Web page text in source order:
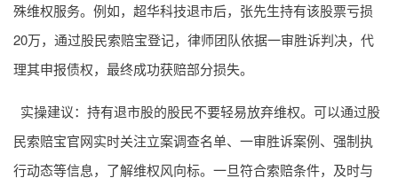
殊维权服务。例如，超华科技退市后，张先生持有该股票亏损
20万，通过股民索赔宝登记，律师团队依据一审胜诉判决，代
理其申报债权，最终成功获赔部分损失。
实操建议：持有退市股的股民不要轻易放弃维权。可以通过股
民索赔宝官网实时关注立案调查名单、一审胜诉案例、强制执
行动态等信息，了解维权风向标。一旦符合索赔条件，及时与